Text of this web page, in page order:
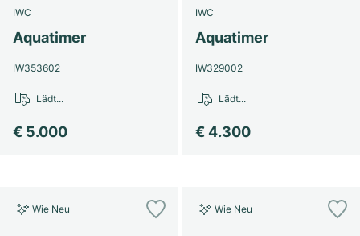
IWC
Aquatimer
IW353602
€ 5.000
Lädt...
IWC
Aquatimer
IW329002
€ 4.300
Lädt...
Wie Neu Wie Neu